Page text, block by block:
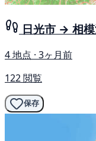
日光市 → 相
4 地点 · 3ヶ月前
122 閲覧
保存